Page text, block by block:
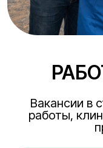
Вакансии в
работы,